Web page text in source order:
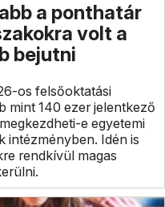
a ponthatár
volt a
bejutni
os felsőoktatási
mint 140 ezer jelentkező
e egyetemi
intézményben. Idén is
rendkívül magas